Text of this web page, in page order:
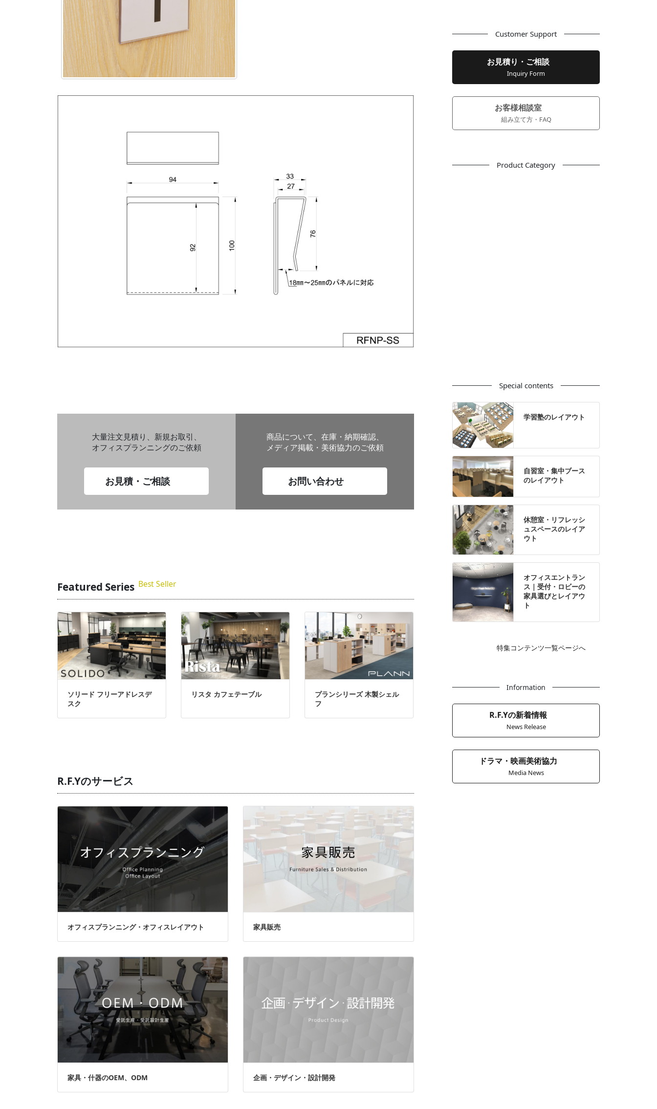
大量注文見積り、新規お取引、
オフィスプランニングのご依頼
お見積・ご相談
商品について、在庫・納期確認、
メディア掲載・美術協力のご依頼
お問い合わせ
Featured Series Best Seller
ソリード フリーアドレスデ
スク
リスタ カフェテーブル
プランシリーズ 木製シェル
フ
R.F.Yのサービス
オフィスプランニング・オフィスレイアウト 家具販売
家具・什器のOEM、ODM 企画・デザイン・設計開発
Customer Support
お見積り・ご相談
Inquiry Form
お客様相談室
組み立て方・FAQ
Product Category
Special contents
学習塾のレイアウト
自習室・集中ブース
のレイアウト
休憩室・リフレッシ
ュスペースのレイア
ウト
オフィスエントラン
ス｜受付・ロビーの
家具選びとレイアウ
ト
特集コンテンツ一覧ページへ
Information
R.F.Yの新着情報
News Release
ドラマ・映画美術協力
Media News